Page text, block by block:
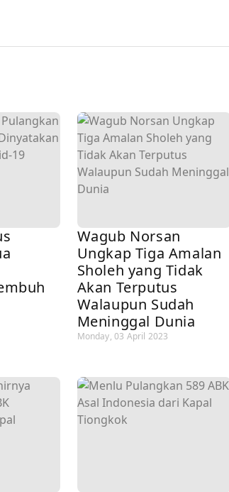
Wagub Norsan
Ungkap Tiga Amalan
Sholeh yang Tidak
Akan Terputus
Walaupun Sudah
Meninggal Dunia
Monday, 03 April 2023